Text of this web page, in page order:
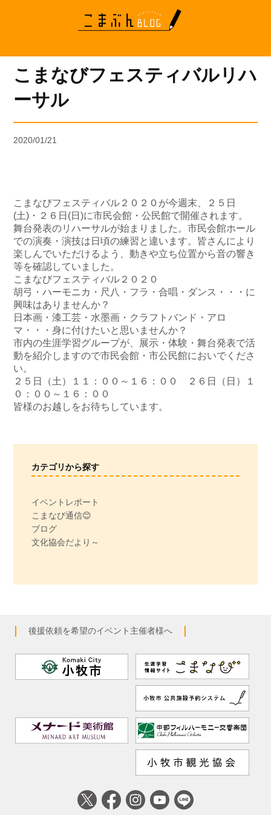
こまなびフェスティバルリハ
ーサル
2020/01/21
こまなびフェスティバル２０２０が今週末、２５日
(土)・２６日(日)に市民会館・公民館で開催されます。
舞台発表のリハーサルが始まりました。市民会館ホール
での演奏・演技は日頃の練習と違います。皆さんにより
楽しんでいただけるよう、動きや立ち位置から音の響き
等を確認していました。
こまなびフェスティバル２０２０
胡弓・ハーモニカ・尺八・フラ・合唱・ダンス・・・に
興味はありませんか？
日本画・漆工芸・水墨画・クラフトバンド・アロ
マ・・・身に付けたいと思いませんか？
市内の生涯学習グループが、展示・体験・舞台発表で活
動を紹介しますので市民会館・市公民館においでくださ
い。
２５日（土）１１：００～１６：００ ２６日（日）１
０：００～１６：００
皆様のお越しをお待ちしています。
カテゴリから探す
イベントレポート
こまなび通信😊
ブログ
文化協会だより～
後援依頼を希望のイベント主催者様へ